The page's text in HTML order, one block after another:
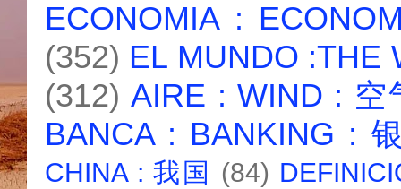
ECONOMIA :
(352) EL MUNDO :THE
(312) AIRE : WIND : 空
BANCA : BANKING :
CHINA : 我国 (84)